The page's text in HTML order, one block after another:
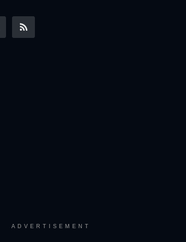
ADVERTISEMENT